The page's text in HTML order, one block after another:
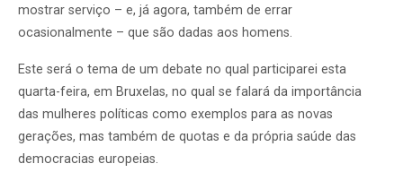
mostrar serviço – e, já agora, também de errar
ocasionalmente – que são dadas aos homens.
Este será o tema de um debate no qual participarei esta
quarta-feira, em Bruxelas, no qual se falará da importância
das mulheres políticas como exemplos para as novas
gerações, mas também de quotas e da própria saúde das
democracias europeias.